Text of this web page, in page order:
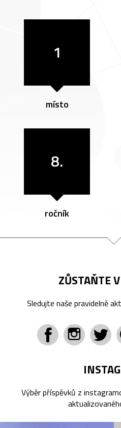
1
místo
8.
ročník
ZŮSTAŇTE
Sledujte naše pravidelně
Výběr příspěvků z